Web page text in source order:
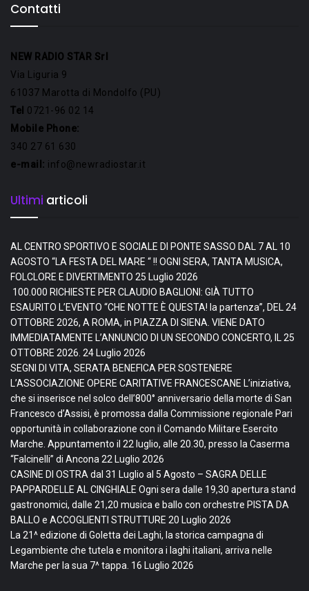
Contatti
NEW RADIO STAR Srl
Via Liguria 9
61037 Marotta di Mondolfo (PU)
Tel 0721-96 02 14
Mobile Phone:
340 27 61 630
e-mail: info@newradiostar.it
Ultimi articoli
AL CENTRO SPORTIVO E SOCIALE DI PONTE SASSO DAL 7 AL 10
AGOSTO “LA FESTA DEL MARE “ !! OGNI SERA, TANTA MUSICA,
FOLCLORE E DIVERTIMENTO 25 Luglio 2026
100.000 RICHIESTE PER CLAUDIO BAGLIONI: GIÀ TUTTO
ESAURITO L’EVENTO “CHE NOTTE È QUESTA! la partenza”, DEL 24
OTTOBRE 2026, A ROMA, in PIAZZA DI SIENA. VIENE DATO
IMMEDIATAMENTE L’ANNUNCIO DI UN SECONDO CONCERTO, IL 25
OTTOBRE 2026. 24 Luglio 2026
SEGNI DI VITA, SERATA BENEFICA PER SOSTENERE
L’ASSOCIAZIONE OPERE CARITATIVE FRANCESCANE L’iniziativa,
che si inserisce nel solco dell’800° anniversario della morte di San
Francesco d’Assisi, è promossa dalla Commissione regionale Pari
opportunità in collaborazione con il Comando Militare Esercito
Marche. Appuntamento il 22 luglio, alle 20.30, presso la Caserma
“Falcinelli” di Ancona22 Luglio 2026
CASINE DI OSTRA dal 31 Luglio al 5 Agosto – SAGRA DELLE
PAPPARDELLE AL CINGHIALE Ogni sera dalle 19,30 apertura stand
gastronomici, dalle 21,20 musica e ballo con orchestre PISTA DA
BALLO e ACCOGLIENTI STRUTTURE 20 Luglio 2026
La 21^ edizione di Goletta dei Laghi, la storica campagna di
Legambiente che tutela e monitora i laghi italiani, arriva nelle
Marche per la sua 7^ tappa. 16 Luglio 2026